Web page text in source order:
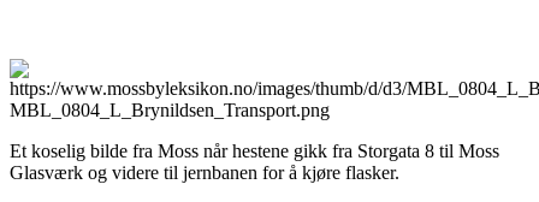
Et koselig bilde fra Moss når hestene gikk fra Storgata 8 til Moss
Glasværk og videre til jernbanen for å kjøre flasker.